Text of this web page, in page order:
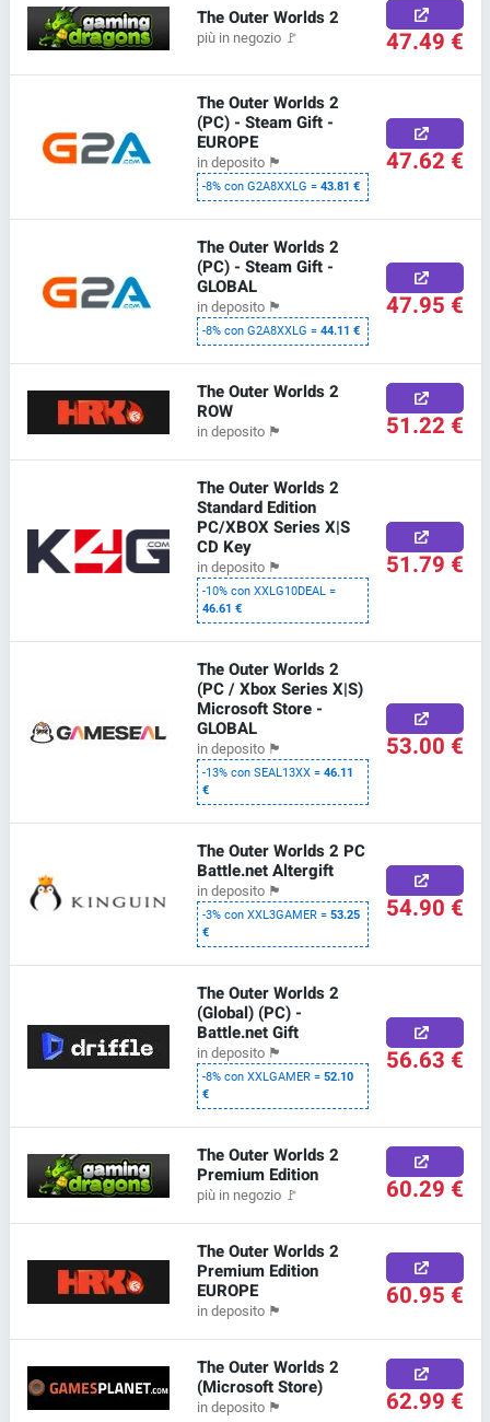
The Outer Worlds 2
più in negozio 🚩 47.49 €
The Outer Worlds 2
(PC) - Steam Gift -
EUROPE
in deposito 🏴
-8% con G2A8XXLG =43.81 €
47.62 €
The Outer Worlds 2
(PC) - Steam Gift -
GLOBAL
in deposito 🏴
-8% con G2A8XXLG =44.11 €
47.95 €
The Outer Worlds 2
ROW
in deposito 🏴 51.22 €
The Outer Worlds 2
Standard Edition
PC/XBOX Series X|S
CD Key
in deposito 🏴
-10% con XXLG10DEAL =
46.61 €
51.79 €
The Outer Worlds 2
(PC / Xbox Series X|S)
Microsoft Store -
GLOBAL
in deposito 🏴
-13% con SEAL13XX =46.11
€
53.00 €
The Outer Worlds 2 PC
Battle.net Altergift
in deposito 🏴
-3% con XXL3GAMER =53.25
€
54.90 €
The Outer Worlds 2
(Global) (PC) -
Battle.net Gift
in deposito 🏴
-8% con XXLGAMER =52.10
€
56.63 €
The Outer Worlds 2
Premium Edition
più in negozio 🚩 60.29 €
The Outer Worlds 2
Premium Edition
EUROPE
in deposito 🏴 60.95 €
The Outer Worlds 2
(Microsoft Store)
in deposito 🏴 62.99 €